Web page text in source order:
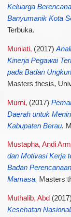
Keluarga
Banyumanik Kota
Terbuka.
Muniati, (2017)
Kinerja Pegawai
pada Badan
Masters thesis,
Murni, (2017)
Daerah untuk
Kabupaten Berau.
Mustapha, Andi
dan Motivasi Kerja
Badan
Mamasa. Masters
Muthalib, Abd (2017)
Kesehatan